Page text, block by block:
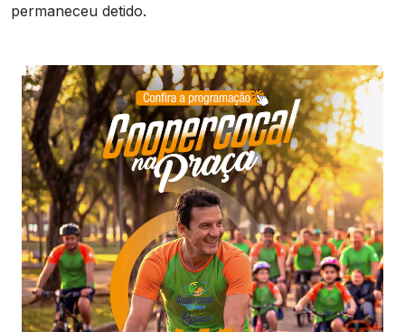
permaneceu detido.